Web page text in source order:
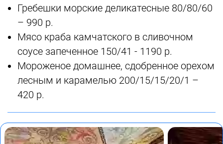
Гребешки морские деликатесные 80/80/60
– 990 р.
Мясо краба камчатского в сливочном
соусе запеченное 150/41 - 1190 р.
Мороженое домашнее, сдобренное орехом
лесным и карамелью 200/15/15/20/1 –
420 р.